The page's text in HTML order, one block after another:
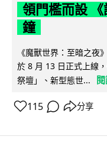
領門檻而設
鐘
《魔獸世界：至暗之夜
於 8 月 13 日正式上線
祭壇」、新型態世...
115 分享